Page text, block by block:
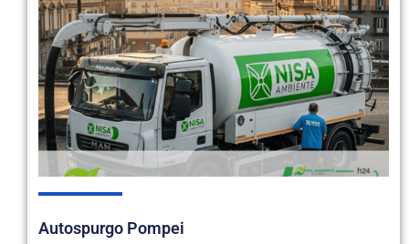
Autospurgo Pompei